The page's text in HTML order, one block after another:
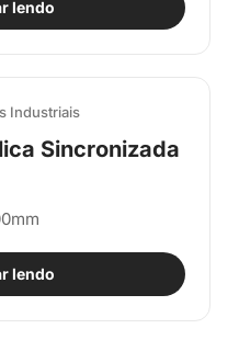
lendo
Industriais
Sincronizada
lendo